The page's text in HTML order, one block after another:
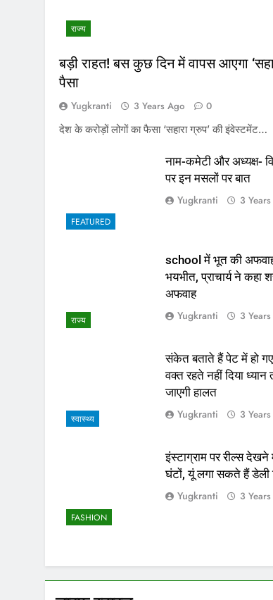
राज्य
बड़ी राहत! बस कुछ दिन में वापस आएगा
पैसा
Yugkranti 3 Years Ago
0
देश के करोड़ों लोगों का फैसा ‘सहारा ग्रुप’ की इंवेस्टमेंट…
FEATURED
नाम-कमेटी और अध्यक्ष-
पर इन मसलों पर बात
Yugkranti 3
राज्य
school में भूत की
भयभीत, प्राचार्य ने कहा
अफवाह
Yugkranti 3
स्वास्थ्य
संकेत बताते हैं पेट में हो
वक्त रहते नहीं दिया ध्यान
जाएगी हालत
Yugkranti 3
FASHION
इंस्टाग्राम पर रील्स देखने
घंटों, यूं लगा सकते हैं डेली
Yugkranti 3